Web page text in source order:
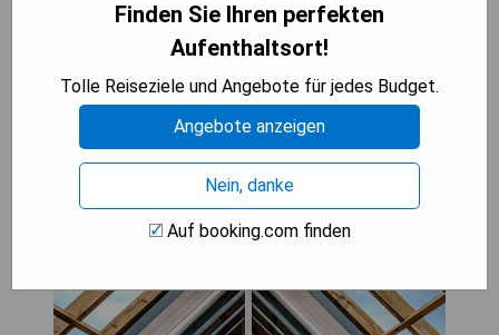
- Eigenes Badezimmer
ZUM ANGEBOT
Thalassa Beach Houses
Finden Sie Ihren perfekten
Aufenthaltsort!
Tolle Reiseziele und Angebote für jedes Budget.
Angebote anzeigen
Nein, danke
Auf booking.com finden